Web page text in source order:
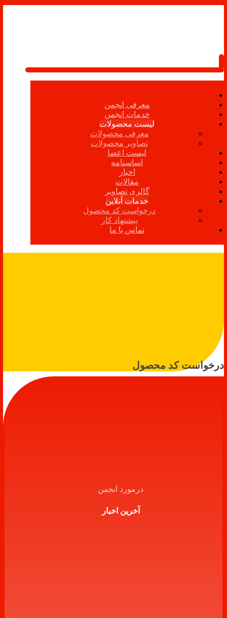
معرفی انجمن
خدمات انجمن
لیست محصولات
معرفی محصولات
تصاویر محصولات
لیست اعضا
اساسنامه
اخبار
مقالات
گالری تصاویر
خدمات آنلاین
درخواست کد محصول
پیشنهاد کار
تماس با ما
درخواست کد محصول
درمورد انجمن
آخرین اخبار